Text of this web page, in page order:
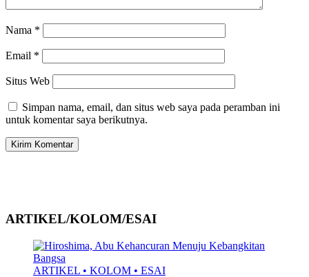
Nama *
Email *
Situs Web
Simpan nama, email, dan situs web saya pada peramban ini
untuk komentar saya berikutnya.
ARTIKEL/KOLOM/ESAI
ARTIKEL • KOLOM • ESAI